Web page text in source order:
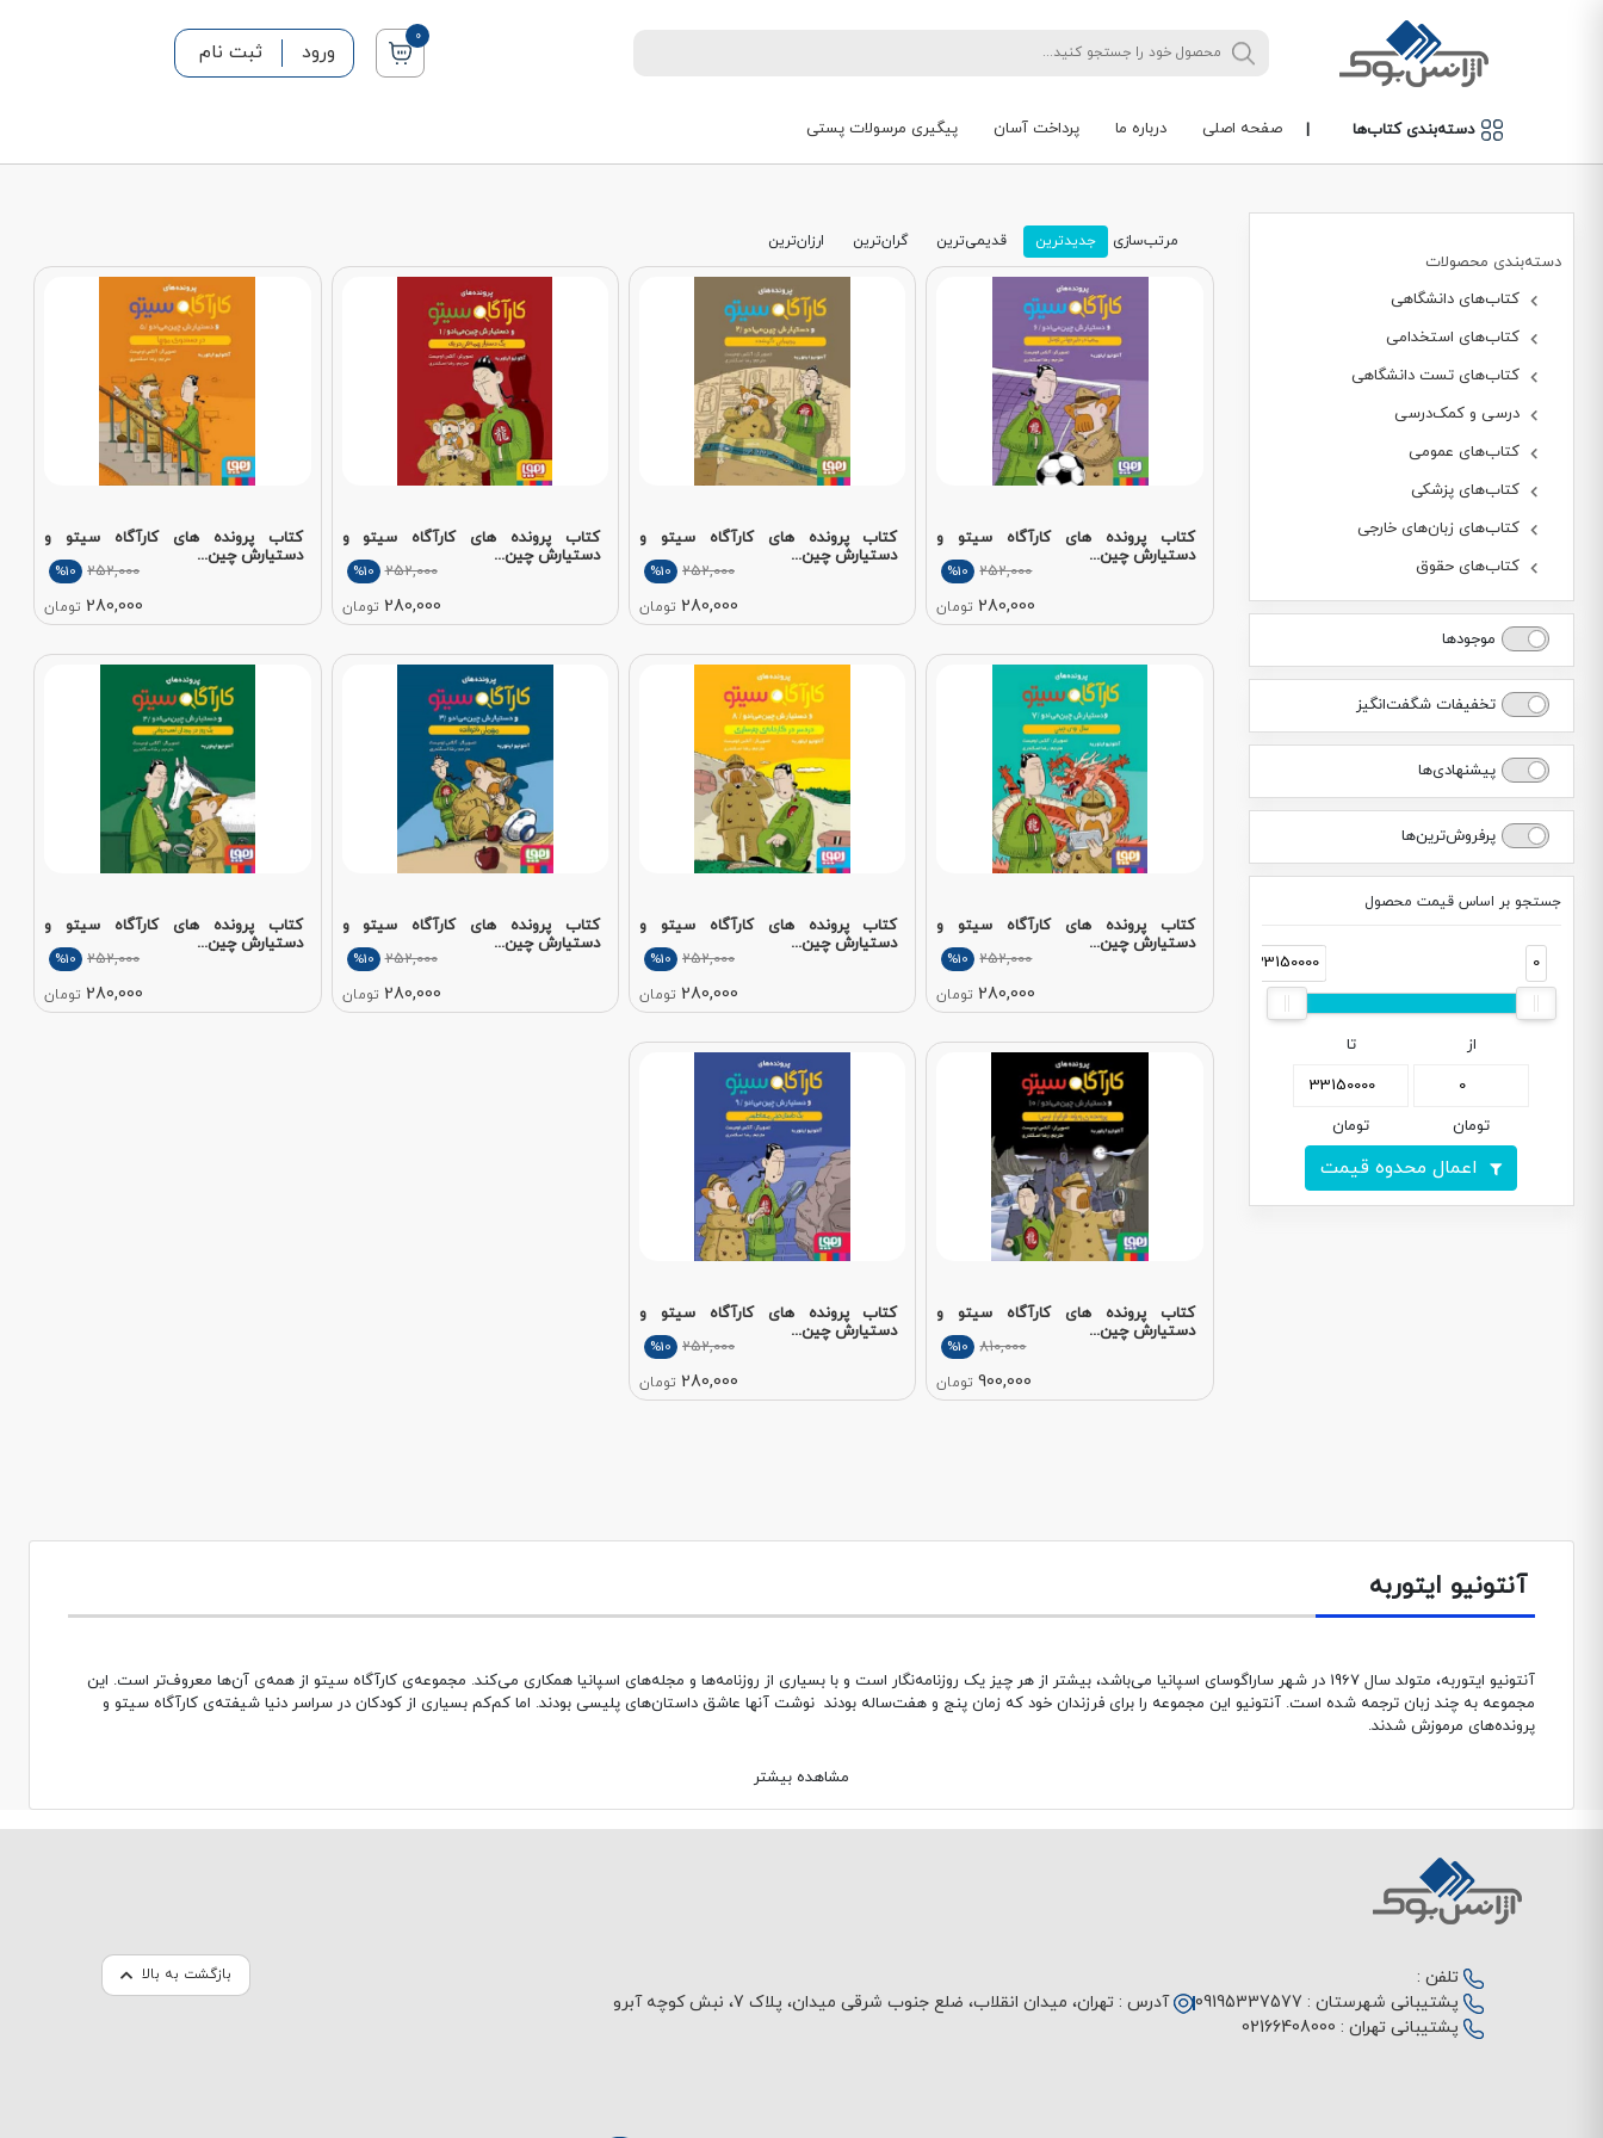
0
ورود ثبت نام
دسته‌بندی کتاب‌ها | صفحه اصلی درباره ما پرداخت آسان پیگیری مرسولات پستی
دسته‌بندی محصولات
کتاب‌های دانشگاهی
کتاب‌های استخدامی
کتاب‌های تست دانشگاهی
درسی و کمک‌درسی
کتاب‌های عمومی
کتاب‌های پزشکی
کتاب‌های زبان‌های خارجی
کتاب‌های حقوق
موجودها
تخفیفات شگفت‌انگیز
پیشنهادی‌ها
پرفروش‌ترین‌ها
جستجو بر اساس قیمت محصول
0
33150000
از
تومان
تا
تومان
اعمال محدوه قیمت
مرتب‌سازی جدیدترین قدیمی‌ترین گران‌ترین ارزان‌ترین
کتاب پرونده های کارآگاه سیتو و
دستیارش چین...
252,000
%10
280,000 تومان
کتاب پرونده های کارآگاه سیتو و
دستیارش چین...
252,000
%10
280,000 تومان
کتاب پرونده های کارآگاه سیتو و
دستیارش چین...
252,000
%10
280,000 تومان
کتاب پرونده های کارآگاه سیتو و
دستیارش چین...
252,000
%10
280,000 تومان
کتاب پرونده های کارآگاه سیتو و
دستیارش چین...
252,000
%10
280,000 تومان
کتاب پرونده های کارآگاه سیتو و
دستیارش چین...
252,000
%10
280,000 تومان
کتاب پرونده های کارآگاه سیتو و
دستیارش چین...
252,000
%10
280,000 تومان
کتاب پرونده های کارآگاه سیتو و
دستیارش چین...
252,000
%10
280,000 تومان
کتاب پرونده های کارآگاه سیتو و
دستیارش چین...
810,000
%10
900,000 تومان
کتاب پرونده های کارآگاه سیتو و
دستیارش چین...
252,000
%10
280,000 تومان
آنتونیو ایتوربه
آنتونیو ایتوربه، متولد سال 1967 در شهر ساراگوسای اسپانیا می‌باشد، بیشتر از هر چیز یک روزنامه‌نگار است و با بسیاری از روزنامه‌ها و مجله‌های اسپانیا همکاری می‌کند. مجموعه‌ی کارآگاه سیتو از همه‌ی آن‌ها معروف‌تر است. این
مجموعه به چند زبان ترجمه شده است. آنتونیو این مجموعه‌ را برای فرزندان خود که زمان پنج و هفت‌ساله بودند نوشت آنها عاشق داستان‌های پلیسی بودند. اما کم‌کم بسیاری از کودکان در سراسر دنیا شیفته‌ی کارآگاه سیتو و
پرونده‌های مرموزش شدند.
مشاهده بیشتر
بازگشت به بالا
تلفن :
پشتیبانی شهرستان : 09195337577
پشتیبانی تهران : 02166408000
آدرس : تهران، میدان انقلاب، ضلع جنوب شرقی میدان، پلاک 7، نبش کوچه آبرو